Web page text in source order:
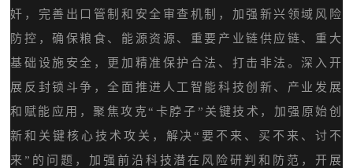
奸，完善出口管制和安全审查机制，加强新兴领域风险
防控，确保粮食、能源资源、重要产业链供应链、重大
基础设施安全，更加精准保护合法、打击非法。深入开
展反封锁斗争，全面推进人工智能科技创新、产业发展
和赋能应用，聚焦攻克“卡脖子”关键技术，加强原始创
新和关键核心技术攻关，解决“要不来、买不来、讨不
来”的问题，加强前沿科技潜在风险研判和防范，开展